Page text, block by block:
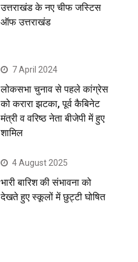
उत्तराखंड के नए चीफ जस्टिस
ऑफ उत्तराखंड
7 April 2024
लोकसभा चुनाव से पहले कांग्रेस
को करारा झटका, पूर्व कैबिनेट
मंत्री व वरिष्ठ नेता बीजेपी में हुए
शामिल
4 August 2025
भारी बारिश की संभावना को
देखते हुए स्कूलों में छुट्टी घोषित